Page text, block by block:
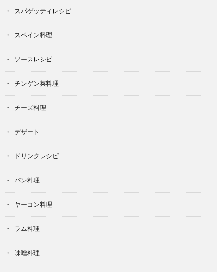
スパゲッティレシピ
スペイン料理
ソースレシピ
チンゲン菜料理
チーズ料理
デザート
ドリンクレシピ
パン料理
ヤーコン料理
ラム料理
味噌料理